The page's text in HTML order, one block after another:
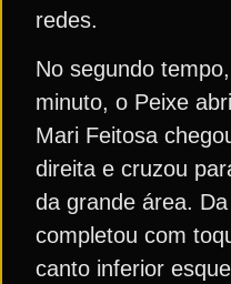
redes.
No segundo
minuto, o Peixe
Mari Feitosa
direita e cruzou
da grande área.
completou com
canto inferior